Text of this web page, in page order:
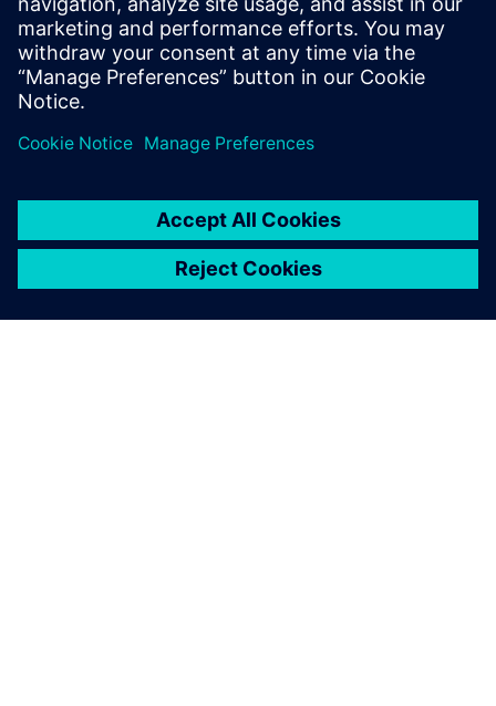
analitiko na celotnem kampusu. Razkriva premalo
rabljene/preobremenjene prostore, kar omogoča objektom
in energetsk...
Izvedite več